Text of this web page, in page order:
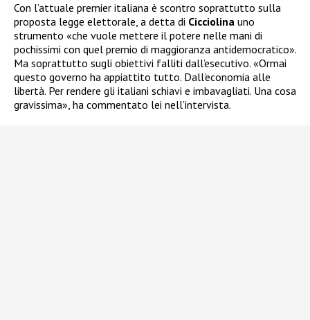
Con l’attuale premier italiana è scontro soprattutto sulla
proposta legge elettorale, a detta di Cicciolina uno
strumento «che vuole mettere il potere nelle mani di
pochissimi con quel premio di maggioranza antidemocratico».
Ma soprattutto sugli obiettivi falliti dall’esecutivo. «Ormai
questo governo ha appiattito tutto. Dall’economia alle
libertà. Per rendere gli italiani schiavi e imbavagliati. Una cosa
gravissima», ha commentato lei nell’intervista.